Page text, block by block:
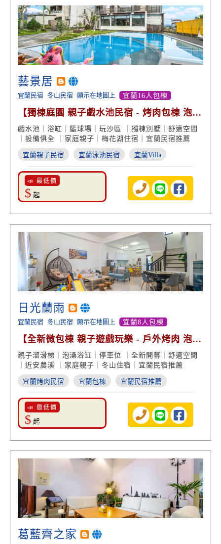
藝景居
宜蘭民宿 冬山民宿 顯示在地圖上 宜蘭16人包棟
【獨棟庭園 親子戲水池民宿 - 烤肉包棟 泡澡
享受】
戲水池｜浴缸｜籃球場｜玩沙區 ｜獨棟別墅｜舒適空間
｜設備俱全 ｜家庭親子｜梅花湖住宿｜宜蘭民宿推薦
宜蘭親子民宿 宜蘭泳池民宿 宜蘭Villa
📣 最低價
$ 起
日光蘭雨
宜蘭民宿 冬山民宿 顯示在地圖上 宜蘭8人包棟
【全新微包棟 親子遊戲玩樂 - 戶外烤肉 泡澡
浴缸享受】
親子溜滑梯｜泡澡浴缸｜停車位 ｜全新開幕｜舒適空間
｜近安農溪 ｜家庭親子｜冬山住宿｜宜蘭民宿推薦
宜蘭烤肉民宿 宜蘭包棟 宜蘭民宿推薦
📣 最低價
$ 起
葛藍齊之家